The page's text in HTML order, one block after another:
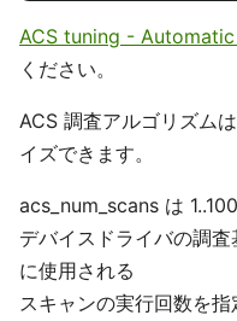
ACS tuning -
ください。
ACS 調査アルゴリズム
イズできます。
acs_num_scans は
デバイスドライバの調
に使用される
スキャンの実行回数を指